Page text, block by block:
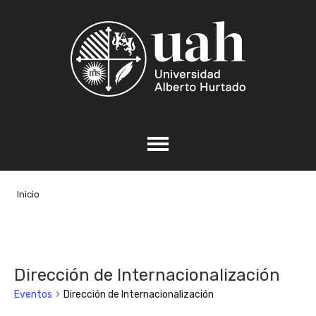
Inicio
Dirección de Internacionalización
Eventos Dirección de Internacionalización